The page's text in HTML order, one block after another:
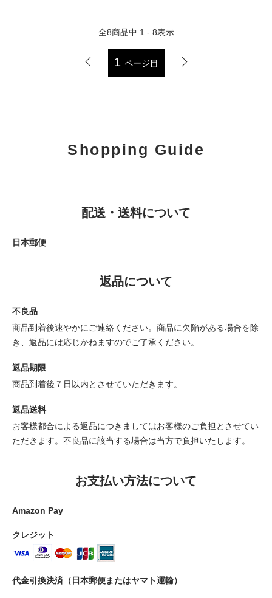
全8商品中 1 - 8表示
1 ページ目
Shopping Guide
配送・送料について
日本郵便
返品について
不良品
商品到着後速やかにご連絡ください。商品に欠陥がある場合を除
き、返品には応じかねますのでご了承ください。
返品期限
商品到着後７日以内とさせていただきます。
返品送料
お客様都合による返品につきましてはお客様のご負担とさせてい
ただきます。不良品に該当する場合は当方で負担いたします。
お支払い方法について
Amazon Pay
クレジット
代金引換決済（日本郵便またはヤマト運輸）